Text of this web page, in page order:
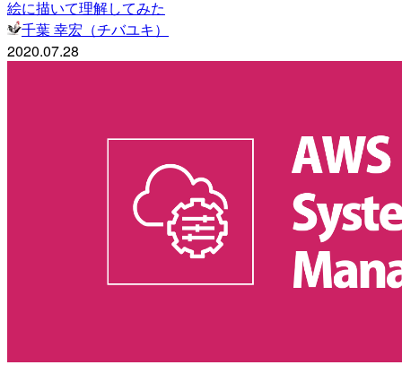
絵に描いて理解してみた
千葉 幸宏（チバユキ）
2020.07.28